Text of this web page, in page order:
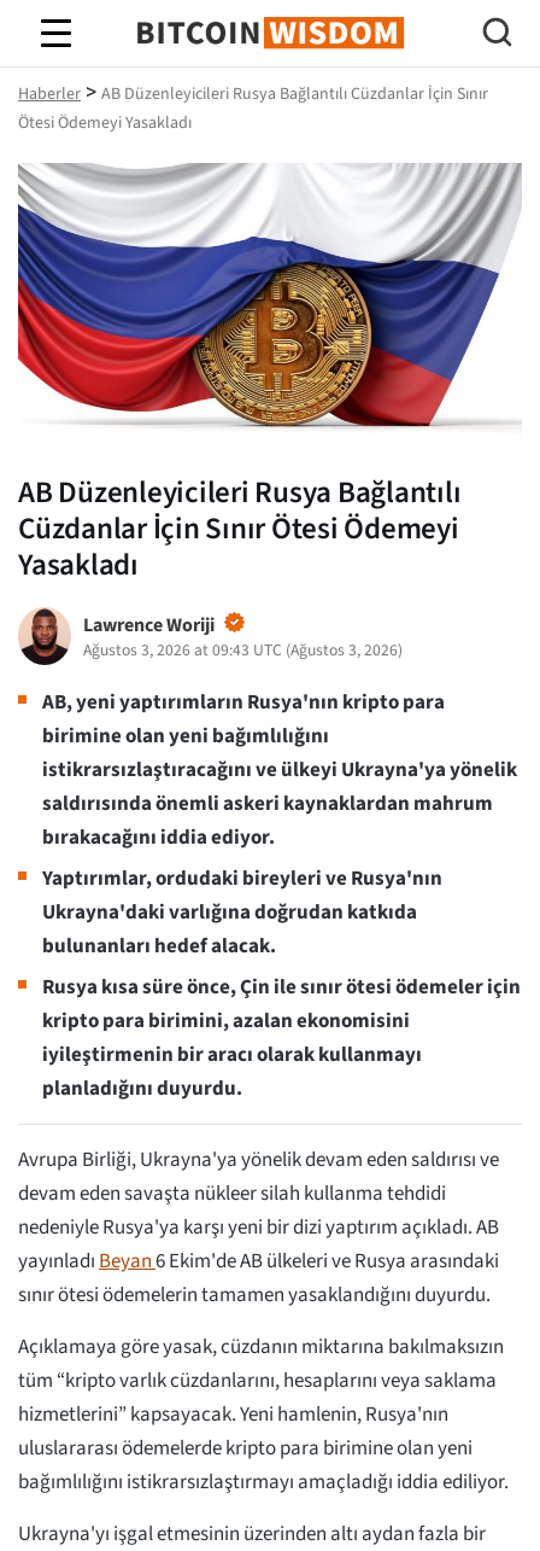
Bitcoin Bilgeliği
Haberler > AB Düzenleyicileri Rusya Bağlantılı Cüzdanlar İçin Sınır
Ötesi Ödemeyi Yasakladı
AB Düzenleyicileri Rusya Bağlantılı
Cüzdanlar İçin Sınır Ötesi Ödemeyi
Yasakladı
Lawrence Woriji
Ağustos 3, 2026 at 09:43 UTC (Ağustos 3, 2026)
AB, yeni yaptırımların Rusya'nın kripto para
birimine olan yeni bağımlılığını
istikrarsızlaştıracağını ve ülkeyi Ukrayna'ya yönelik
saldırısında önemli askeri kaynaklardan mahrum
bırakacağını iddia ediyor.
Yaptırımlar, ordudaki bireyleri ve Rusya'nın
Ukrayna'daki varlığına doğrudan katkıda
bulunanları hedef alacak.
Rusya kısa süre önce, Çin ile sınır ötesi ödemeler için
kripto para birimini, azalan ekonomisini
iyileştirmenin bir aracı olarak kullanmayı
planladığını duyurdu.
Avrupa Birliği, Ukrayna'ya yönelik devam eden saldırısı ve
devam eden savaşta nükleer silah kullanma tehdidi
nedeniyle Rusya'ya karşı yeni bir dizi yaptırım açıkladı. AB
yayınladıBeyan6 Ekim'de AB ülkeleri ve Rusya arasındaki
sınır ötesi ödemelerin tamamen yasaklandığını duyurdu.
Açıklamaya göre yasak, cüzdanın miktarına bakılmaksızın
tüm “kripto varlık cüzdanlarını, hesaplarını veya saklama
hizmetlerini” kapsayacak. Yeni hamlenin, Rusya'nın
uluslararası ödemelerde kripto para birimine olan yeni
bağımlılığını istikrarsızlaştırmayı amaçladığı iddia ediliyor.
Ukrayna'yı işgal etmesinin üzerinden altı aydan fazla bir